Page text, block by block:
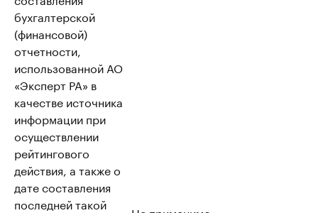
бухгалтерской
(финансовой)
отчетности,
использованной АО
«Эксперт РА» в
качестве источника
информации при
осуществлении
рейтингового
действия, а также о
дате составления
последней такой